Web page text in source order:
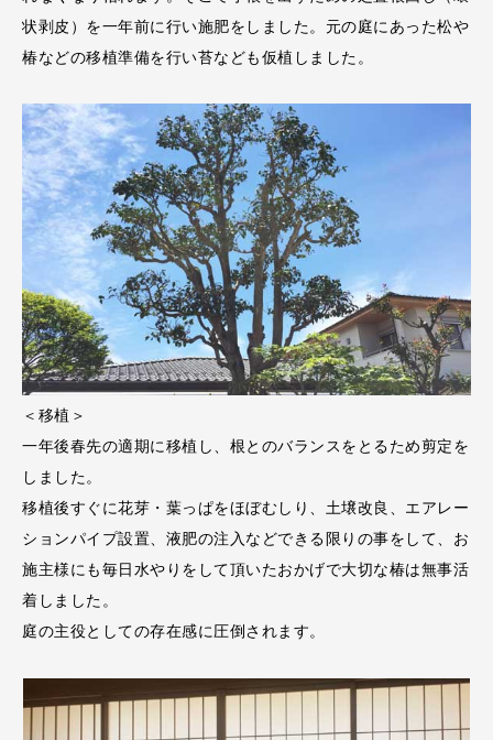
状剥皮）を一年前に行い施肥をしました。元の庭にあった松や
椿などの移植準備を行い苔なども仮植しました。
＜移植＞
一年後春先の適期に移植し、根とのバランスをとるため剪定を
しました。
移植後すぐに花芽・葉っぱをほぼむしり、土壌改良、エアレー
ションパイプ設置、液肥の注入などできる限りの事をして、お
施主様にも毎日水やりをして頂いたおかげで大切な椿は無事活
着しました。
庭の主役としての存在感に圧倒されます。